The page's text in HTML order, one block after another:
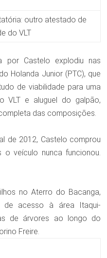
outro atestado de
do VLT
por Castelo explodiu nas
Holanda Junior (PTC), que
de viabilidade para uma
VLT e aluguel do galpão,
das composições.
de 2012, Castelo comprou
veículo nunca funcionou.
no Aterro do Bacanga,
de acesso à área Itaqui-
de árvores ao longo do
Freire.